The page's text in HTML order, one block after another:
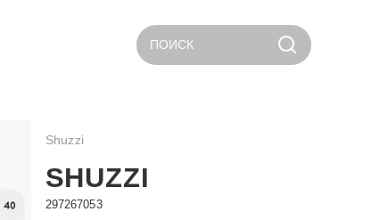
ПОИСК
Shuzzi
SHUZZI
297267053